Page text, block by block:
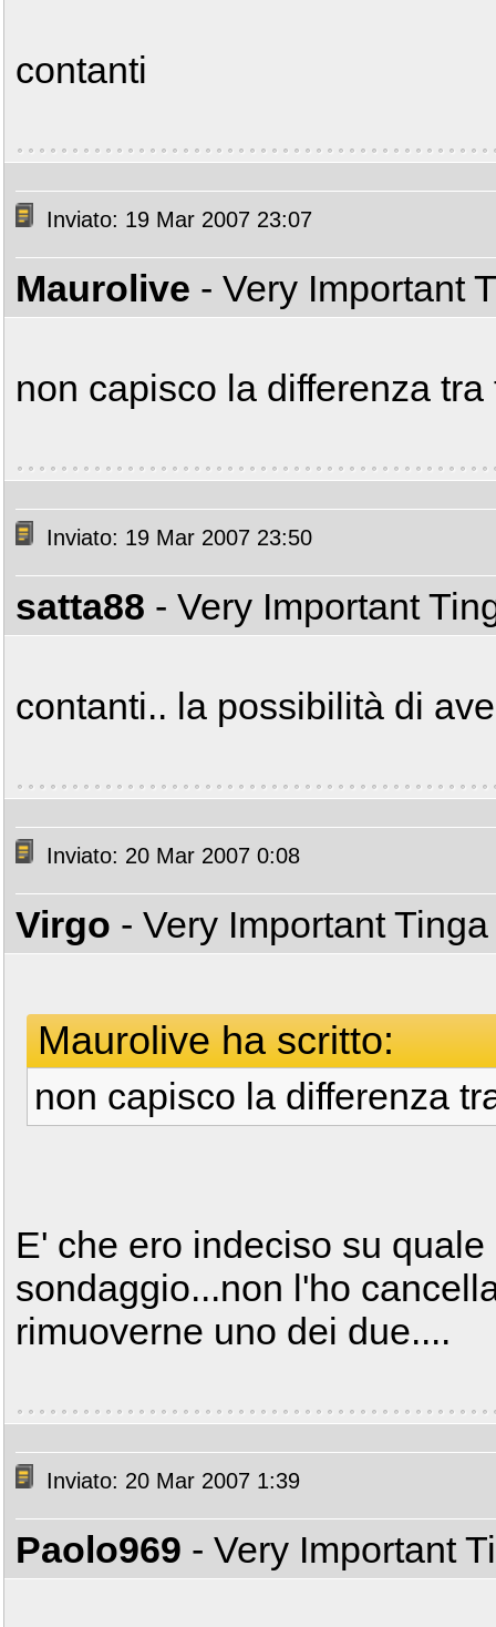
contanti
Inviato: 19 Mar 2007 23:07
Maurolive - Very Important
non capisco la differenza
Inviato: 19 Mar 2007 23:50
satta88 - Very Important
contanti.. la possibilità di
Inviato: 20 Mar 2007 0:08
Virgo - Very Important
Maurolive ha scritto:
non capisco la differenza
E' che ero indeciso su
sondaggio...non l'ho
rimuoverne uno dei due....
Inviato: 20 Mar 2007 1:39
Paolo969 - Very Important